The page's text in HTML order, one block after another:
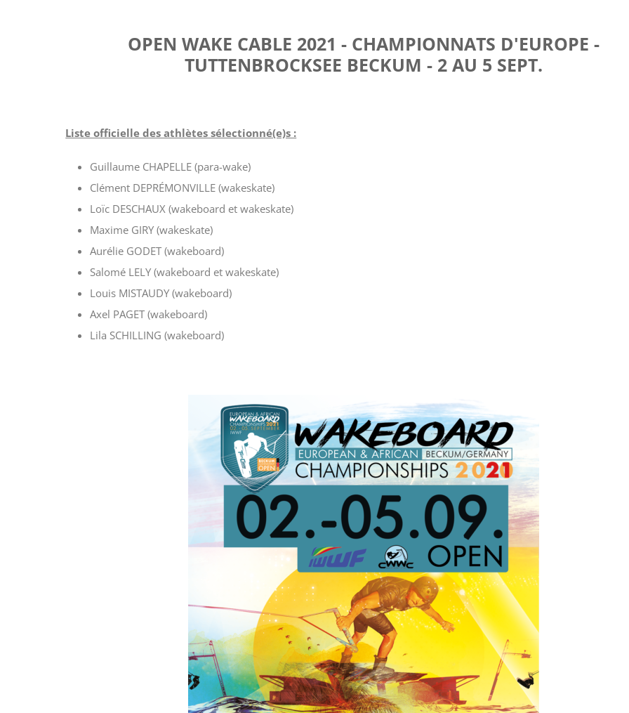
OPEN WAKE CABLE 2021 - CHAMPIONNATS D'EUROPE -
TUTTENBROCKSEE BECKUM - 2 AU 5 SEPT.
Liste officielle des athlètes sélectionné(e)s :
Guillaume CHAPELLE (para-wake)
Clément DEPRÉMONVILLE (wakeskate)
Loïc DESCHAUX (wakeboard et wakeskate)
Maxime GIRY (wakeskate)
Aurélie GODET (wakeboard)
Salomé LELY (wakeboard et wakeskate)
Louis MISTAUDY (wakeboard)
Axel PAGET (wakeboard)
Lila SCHILLING (wakeboard)